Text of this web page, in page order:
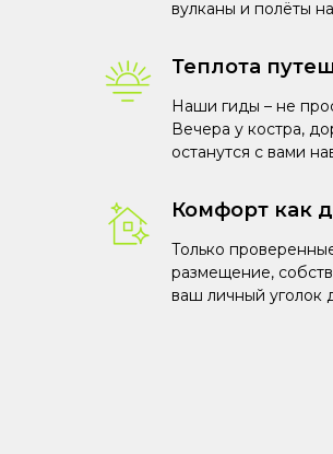
вулканы и полёты
Теплота
Наши гиды – не
Вечера у костра,
останутся с вами
Комфорт как
Только
размещение,
ваш личный уголок